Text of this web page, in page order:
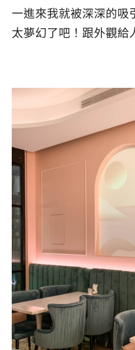
一進來我就被深深的吸
太夢幻了吧！跟外觀給